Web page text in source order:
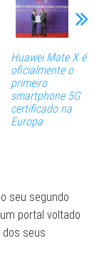
Huawei Mate X é
oficialmente o
primeiro
smartphone 5G
certificado na
Europa
seu segundo
portal voltado
seus